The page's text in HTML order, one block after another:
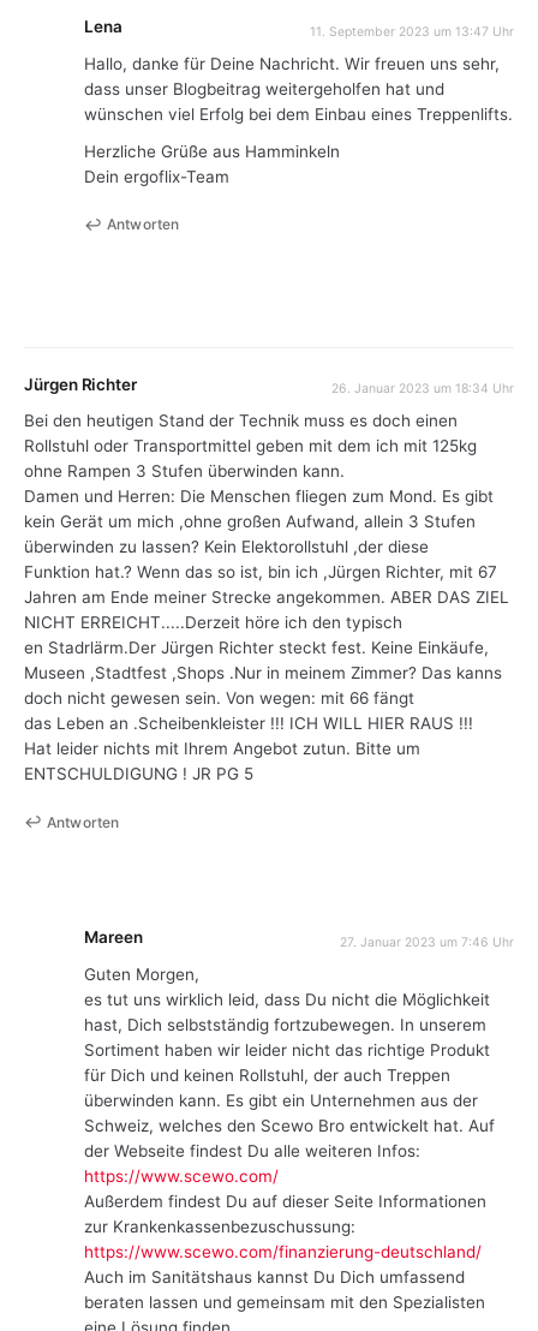
Lena 11. September 2023 um 13:47 Uhr
Hallo, danke für Deine Nachricht. Wir freuen uns sehr,
dass unser Blogbeitrag weitergeholfen hat und
wünschen viel Erfolg bei dem Einbau eines Treppenlifts.
Herzliche Grüße aus Hamminkeln
Dein ergoflix-Team
Antworten
Jürgen Richter 26. Januar 2023 um 18:34 Uhr
Bei den heutigen Stand der Technik muss es doch einen
Rollstuhl oder Transportmittel geben mit dem ich mit 125kg
ohne Rampen 3 Stufen überwinden kann.
Damen und Herren: Die Menschen fliegen zum Mond. Es gibt
kein Gerät um mich ,ohne großen Aufwand, allein 3 Stufen
überwinden zu lassen? Kein Elektorollstuhl ,der diese
Funktion hat.? Wenn das so ist, bin ich ,Jürgen Richter, mit 67
Jahren am Ende meiner Strecke angekommen. ABER DAS ZIEL
NICHT ERREICHT.....Derzeit höre ich den typisch
en Stadrlärm.Der Jürgen Richter steckt fest. Keine Einkäufe,
Museen ,Stadtfest ,Shops .Nur in meinem Zimmer? Das kanns
doch nicht gewesen sein. Von wegen: mit 66 fängt
das Leben an .Scheibenkleister !!! ICH WILL HIER RAUS !!!
Hat leider nichts mit Ihrem Angebot zutun. Bitte um
ENTSCHULDIGUNG ! JR PG 5
Antworten
Mareen 27. Januar 2023 um 7:46 Uhr
Guten Morgen,
es tut uns wirklich leid, dass Du nicht die Möglichkeit
hast, Dich selbstständig fortzubewegen. In unserem
Sortiment haben wir leider nicht das richtige Produkt
für Dich und keinen Rollstuhl, der auch Treppen
überwinden kann. Es gibt ein Unternehmen aus der
Schweiz, welches den Scewo Bro entwickelt hat. Auf
der Webseite findest Du alle weiteren Infos:
https://www.scewo.com/
Außerdem findest Du auf dieser Seite Informationen
zur Krankenkassenbezuschussung:
https://www.scewo.com/finanzierung-deutschland/
Auch im Sanitätshaus kannst Du Dich umfassend
beraten lassen und gemeinsam mit den Spezialisten
eine Lösung finden.